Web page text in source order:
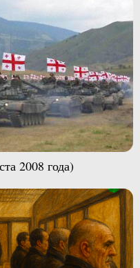
2008 года)